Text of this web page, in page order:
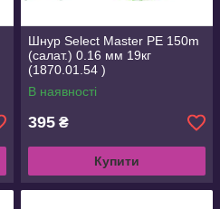
Шнур Select Master PE 150m
(салат.) 0.16 мм 19кг
(1870.01.54 )
В наявності
395 ₴
Купити